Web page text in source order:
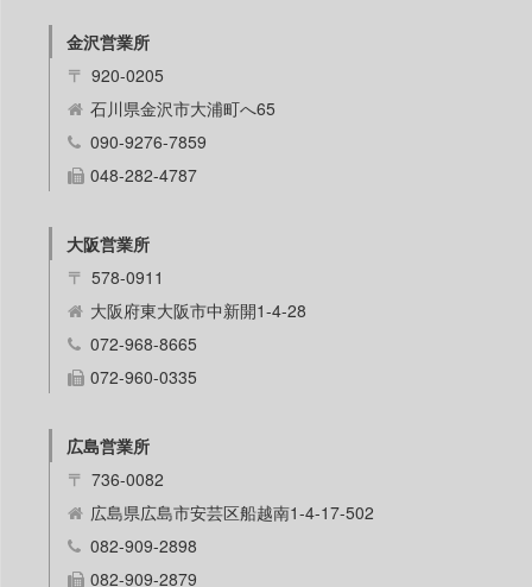
金沢営業所
〒 920-0205
石川県金沢市大浦町へ65
090-9276-7859
048-282-4787
大阪営業所
〒 578-0911
大阪府東大阪市中新開1-4-28
072-968-8665
072-960-0335
広島営業所
〒 736-0082
広島県広島市安芸区船越南1-4-17-502
082-909-2898
082-909-2879